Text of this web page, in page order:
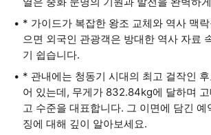
* 가이드가 복잡한 왕조 교체와 역사 맥
으면 외국인 관광객은 방대한 역사 자료
기 쉽습니다.
* 관내에는 청동기 시대의 최고 걸작인
어 있는데, 무게가 832.84kg에 달하며
고 수준을 대표합니다. 그 이면에 담긴
징에 대해 깊이 알아보세요.